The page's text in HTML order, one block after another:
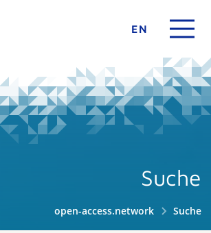
EN
Suche
open-access.network Suche